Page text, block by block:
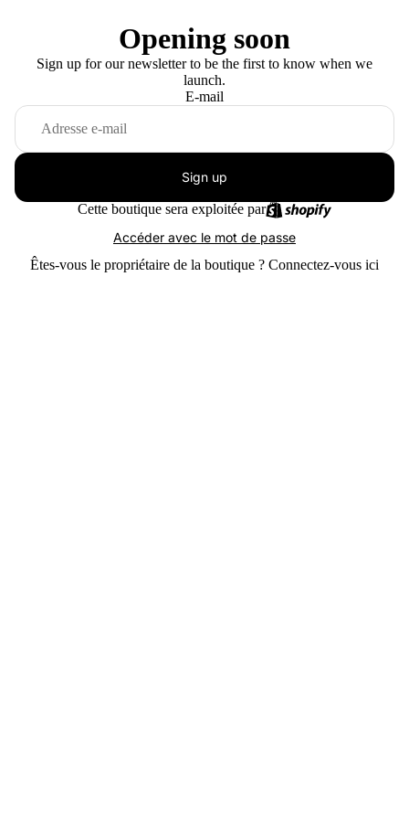
Opening soon
Sign up for our newsletter to be the first to know when we
launch.
E-mail
Sign up
Cette boutique sera exploitée par
Accéder avec le mot de passe
Êtes-vous le propriétaire de la boutique ? Connectez-vous ici